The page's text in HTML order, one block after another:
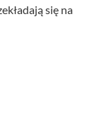
się na